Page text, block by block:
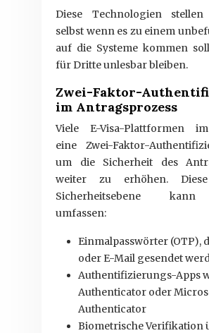
Diese Technologien stellen
selbst wenn es zu einem
auf die Systeme kommen
für Dritte unlesbar bleiben.
Zwei-Faktor-
im Antragsprozess
Viele E-Visa-Plattformen
eine Zwei-Faktor-
um die Sicherheit des
weiter zu erhöhen. Diese
Sicherheitsebene kann
umfassen:
Einmalpasswörter (OTP),
oder E-Mail gesendet
Authentifizierungs-Apps
Authenticator oder
Authenticator
Biometrische Verifikation